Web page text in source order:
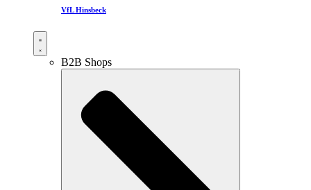
VfL Hinsbeck
B2B Shops